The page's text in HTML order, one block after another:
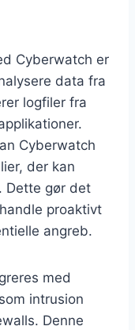
Cyberwatch er
data fra
logfiler fra
Cyberwatch
der kan
Dette gør det
proaktivt
angreb.
med
intrusion
Denne